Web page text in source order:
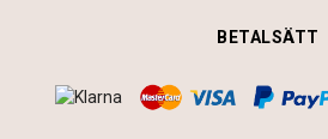
BETALSÄTT